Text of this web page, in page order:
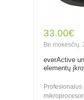
33.00€
Be mokesčių:
everActive
elementų